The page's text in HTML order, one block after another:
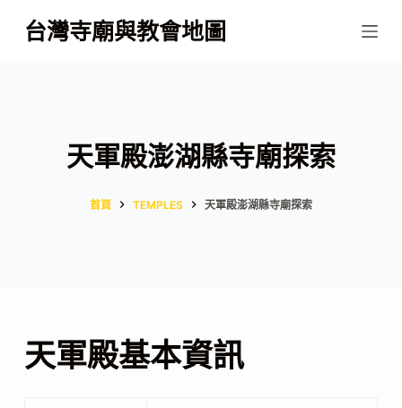
跳
至
台灣寺廟與教會地圖
天軍殿澎湖縣寺廟探索
首頁 TEMPLES 天軍殿澎湖縣寺廟探索
天軍殿基本資訊